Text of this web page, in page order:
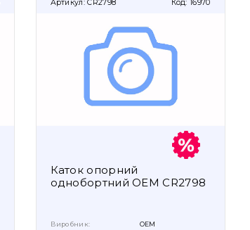
Артикул: CR2798 Код: 16970
Каток опорний
однобортний OEM CR2798
Виробник: OEM